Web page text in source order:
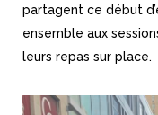
partagent ce début
ensemble aux
leurs repas sur place.